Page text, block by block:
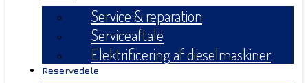
Service & reparation
Serviceaftale
Elektrificering af dieselmaskiner
Reservedele